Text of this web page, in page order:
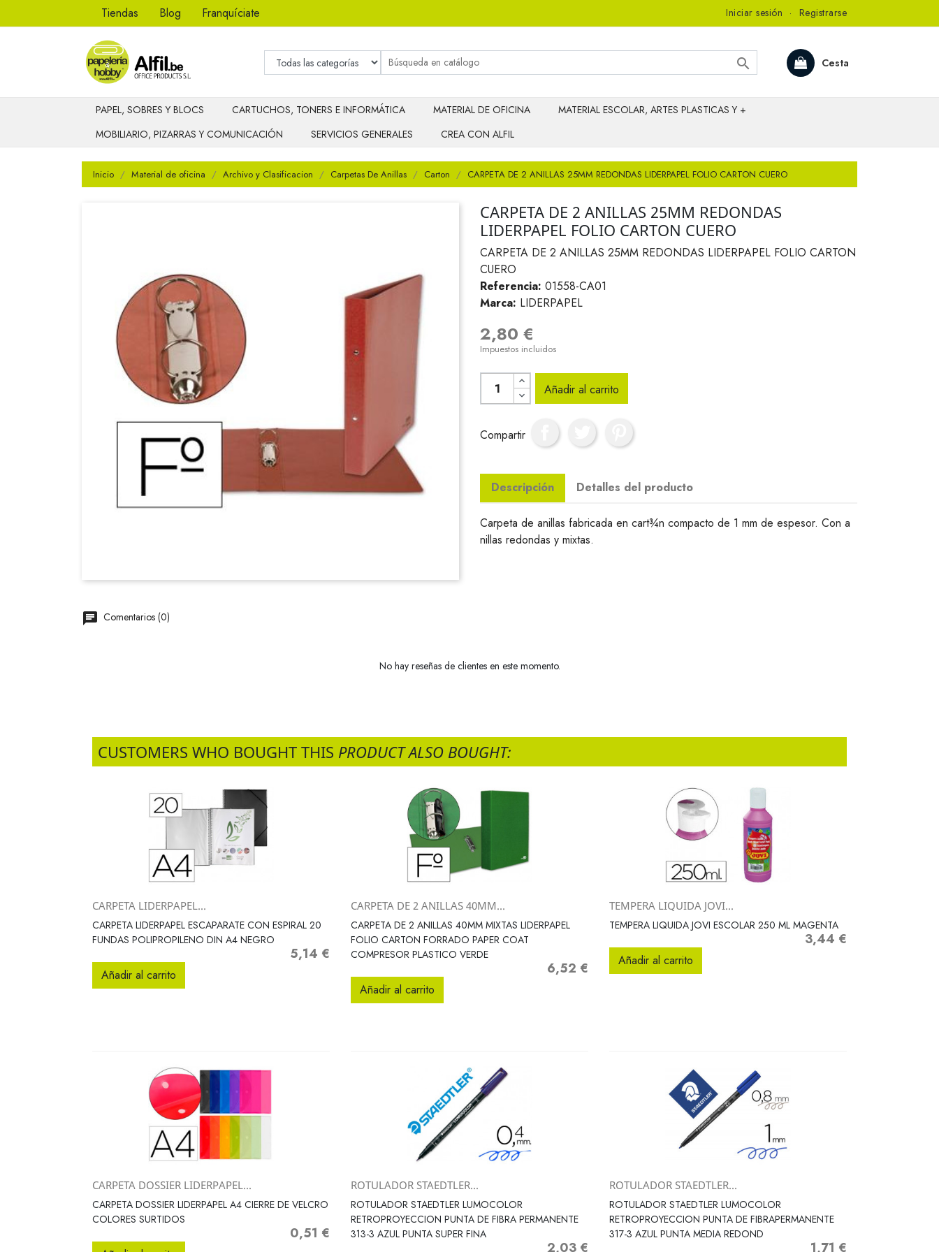
Tiendas Blog Franquíciate Iniciar sesión · Registrarse
Cesta

PAPEL, SOBRES Y BLOCS CARTUCHOS, TONERS E INFORMÁTICA MATERIAL DE OFICINA
MATERIAL ESCOLAR, ARTES PLASTICAS Y +
MOBILIARIO, PIZARRAS Y COMUNICACIÓN
SERVICIOS GENERALES CREA CON ALFIL
Inicio Material de oficina Archivo y Clasificacion Carpetas De Anillas Carton CARPETA DE 2 ANILLAS 25MM REDONDAS LIDERPAPEL FOLIO CARTON CUERO
CARPETA DE 2 ANILLAS 25MM REDONDAS
LIDERPAPEL FOLIO CARTON CUERO
CARPETA DE 2 ANILLAS 25MM REDONDAS LIDERPAPEL FOLIO CARTON
CUERO
Referencia: 01558-CA01
Marca: LIDERPAPEL
2,80 €
Impuestos incluidos
Añadir al carrito
Compartir
Descripción Detalles del producto
Carpeta de anillas fabricada en cart¾n compacto de 1 mm de espesor. Con a
nillas redondas y mixtas.
Comentarios (0)
No hay reseñas de clientes en este momento.
CUSTOMERS WHO BOUGHT THIS PRODUCT ALSO BOUGHT:
Vista rápida
CARPETA LIDERPAPEL...
CARPETA LIDERPAPEL ESCAPARATE CON ESPIRAL 20
FUNDAS POLIPROPILENO DIN A4 NEGRO
Precio
5,14 €
Añadir al carrito
Vista rápida
CARPETA DE 2 ANILLAS 40MM...
CARPETA DE 2 ANILLAS 40MM MIXTAS LIDERPAPEL
FOLIO CARTON FORRADO PAPER COAT
COMPRESOR PLASTICO VERDE
Precio
6,52 €
Añadir al carrito
Vista rápida
TEMPERA LIQUIDA JOVI...
TEMPERA LIQUIDA JOVI ESCOLAR 250 ML MAGENTA
Precio
3,44 €
Añadir al carrito
 Vista rápida
CARPETA DOSSIER LIDERPAPEL...
CARPETA DOSSIER LIDERPAPEL A4 CIERRE DE VELCRO
COLORES SURTIDOS
Precio
0,51 €
 Vista rápida
ROTULADOR STAEDTLER...
ROTULADOR STAEDTLER LUMOCOLOR
RETROPROYECCION PUNTA DE FIBRA PERMANENTE
313-3 AZUL PUNTA SUPER FINA
Precio
2,03 €
 Vista rápida
ROTULADOR STAEDTLER...
ROTULADOR STAEDTLER LUMOCOLOR
RETROPROYECCION PUNTA DE FIBRAPERMANENTE
317-3 AZUL PUNTA MEDIA REDOND
Precio
1,71 €